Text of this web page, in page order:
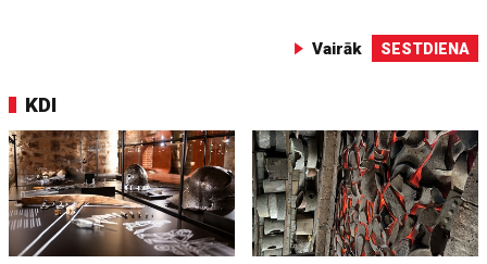
Vairāk SESTDIENA
KDI